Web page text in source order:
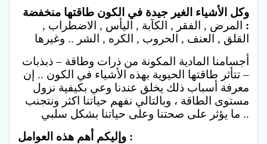
وكل الأشياء الغير جيدة في الكون طاقتها منخفضة
: المرض , الفقر , الكآبة , اليأس , الاضطراب ,
القلق , العنف , الحروب , الكره , الشر .. وغيرها
أجسامنا المادية المكونة من ذرات وطاقة – ذبذبات
– تتأثر طاقتها الحيوية بهذه الأشياء في الكون .. إن
معرفة أسباب ذلك يخلق عندنا وعي بكيفية نزول
مستوى الطاقة ، وبالتالي نفهم حياتنا اكثر ونتجنب
ما يؤثر على صحتنا وعلى حياتنا بشكل سلبي ..
وإليكم أهم هذه العوامل :